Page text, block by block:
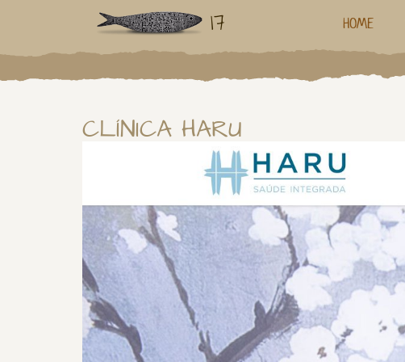
17 HOME
CLÍNICA HARU